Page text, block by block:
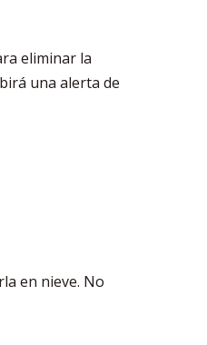
eliminar la
una alerta de
en nieve. No